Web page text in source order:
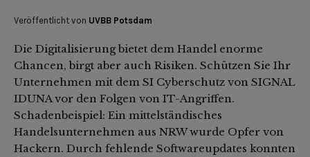
Veröffentlicht von UVBB Potsdam
Die Digitalisierung bietet dem Handel enorme
Chancen, birgt aber auch Risiken. Schützen Sie Ihr
Unternehmen mit dem SI Cyberschutz von SIGNAL
IDUNA vor den Folgen von IT-Angriffen.
Schadenbeispiel: Ein mittelständisches
Handelsunternehmen aus NRW wurde Opfer von
Hackern. Durch fehlende Softwareupdates konnten